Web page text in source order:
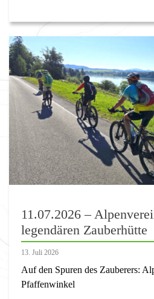
11.07.2026 –
legendären Zauberhütte
13. Juli 2026
Auf den Spuren des Zauberers:
Pfaffenwinkel